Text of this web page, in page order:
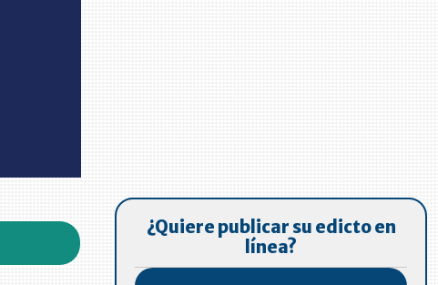
¿Quiere publicar su edicto en
línea?